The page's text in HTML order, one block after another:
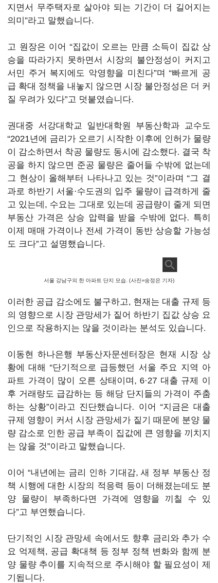
지면서 무주택자로 살아야 되는 기간이 더 길어지는
의미”라고 말했습니다.
고 원장은 이어 “집값이 오르는 만큼 소득이 집값 상
승을 따라가지 못하면서 시장의 불안정성이 커지고
서민 주거 복지에도 악영향을 미친다”며 “빠르게 공
급 확대 정책을 내놓지 않으면 시장 불안정성은 더 커
질 우려가 있다”고 덧붙였습니다.
권대중 서강대학교 일반대학원 부동산학과 교수도
“2021년에 금리가 오르기 시작한 이후에 인허가 물량
이 감소하면서 착공 물량도 동시에 감소했다. 결국 착
공을 하지 않으면 준공 물량은 줄어들 수밖에 없는데
그 현상이 올해부터 나타나고 있는 것”이라며 “그 결
과로 하반기 서울·수도권의 입주 물량이 급격하게 줄
고 있는데, 수요는 그대로 있는데 공급량이 줄게 되면
부동산 가격은 상승 압력을 받을 수밖에 없다. 특히
이제 매매 가격이나 전세 가격이 동반 상승할 가능성
도 크다”고 설명했습니다.
서울 강남구의 한 아파트 단지 모습. (사진=송정은 기자)
이러한 공급 감소에도 불구하고, 현재는 대출 규제 등
의 영향으로 시장 관망세가 짙어 하반기 집값 상승 요
인으로 작용하지는 않을 것이라는 분석도 있습니다.
이동현 하나은행 부동산자문센터장은 현재 시장 상
황에 대해 “단기적으로 급등했던 서울 주요 지역 아
파트 가격이 많이 오른 상태이며, 6·27 대출 규제 이
후 거래량도 급감하는 등 해당 단지들의 가격이 주춤
하는 상황”이라고 진단했습니다. 이어 “지금은 대출
규제 영향이 커서 시장 관망세가 짙기 때문에 분양 물
량 감소로 인한 공급 부족이 집값에 큰 영향을 끼치지
는 않을 것”이라고 말했습니다.
이어 “내년에는 금리 인하 기대감, 새 정부 부동산 정
책 시행에 대한 시장의 적응력 등이 더해졌는데도 분
양 물량이 부족하다면 가격에 영향을 끼칠 수 있
다”고 부연했습니다.
단기적인 시장 관망세 속에서도 향후 금리와 추가 수
요 억제책, 공급 확대책 등 정부 정책 변화와 함께 분
양 물량 추이를 지속적으로 주시해야 할 필요성이 제
기됩니다.